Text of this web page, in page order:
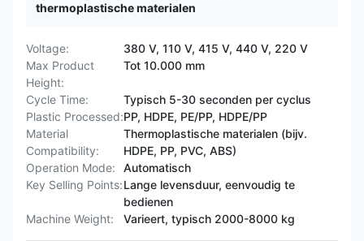
thermoplastische materialen
Voltage:
380 V, 110 V, 415 V, 440 V, 220 V
Max Product
Height:
Tot 10.000 mm
Cycle Time:
Typisch 5-30 seconden per cyclus
Plastic Processed:PP, HDPE, PE/PP, HDPE/PP
Material
Compatibility:
Thermoplastische materialen (bijv.
HDPE, PP, PVC, ABS)
Operation Mode:
Automatisch
Key Selling Points:Lange levensduur, eenvoudig te
bedienen
Machine Weight:
Varieert, typisch 2000-8000 kg